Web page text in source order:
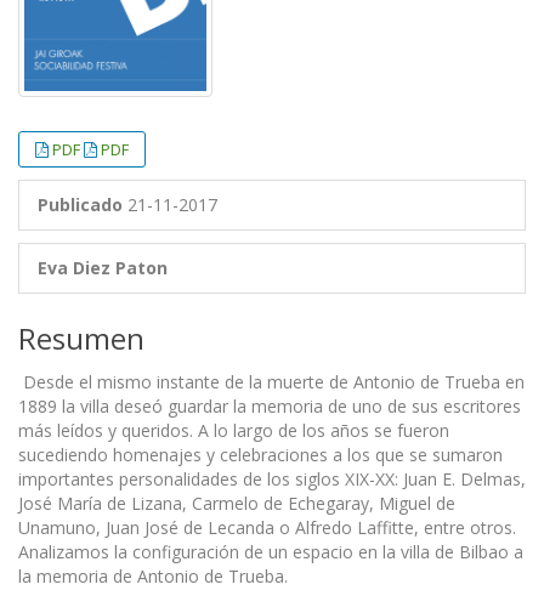
PDF PDF
Publicado 21-11-2017
Eva Diez Paton
Resumen
Desde el mismo instante de la muerte de Antonio de Trueba en
1889 la villa deseó guardar la memoria de uno de sus escritores
más leídos y queridos. A lo largo de los años se fueron
sucediendo homenajes y celebraciones a los que se sumaron
importantes personalidades de los siglos XIX-XX: Juan E. Delmas,
José María de Lizana, Carmelo de Echegaray, Miguel de
Unamuno, Juan José de Lecanda o Alfredo Laffitte, entre otros.
Analizamos la configuración de un espacio en la villa de Bilbao a
la memoria de Antonio de Trueba.